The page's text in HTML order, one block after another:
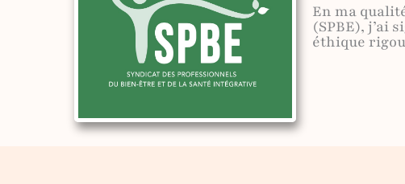
En ma
(SPBE), j’ai
éthique